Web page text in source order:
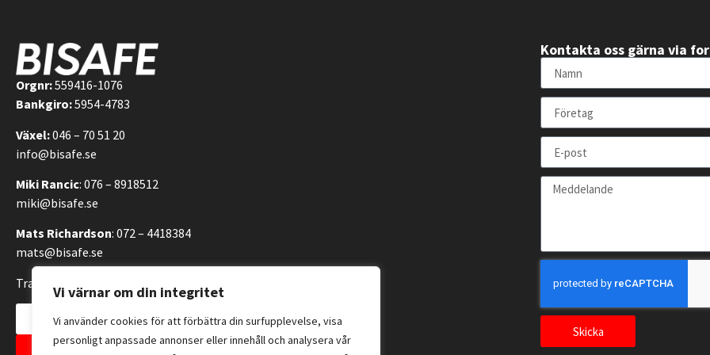
Vi värnar om din integritet
Vi använder cookies för att förbättra din surfupplevelse, visa
personligt anpassade annonser eller innehåll och analysera vår
Orgnr:559416-1076
Bankgiro:5954-4783
Växel:046 – 70 51 20
info@bisafe.se
Miki Rancic: 076 – 8918512
miki@bisafe.se
Mats Richardson: 072 – 4418384
mats@bisafe.se
Transportvägen 14, 246 42 Löddeköpinge, Sverige
Kontakta oss
Allmänna försäljningsvillkor
Kontakta oss gärna via
Skicka